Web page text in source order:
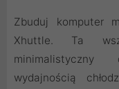
Zbuduj komputer
Xhuttle. Ta
minimalistyczny
wydajnością